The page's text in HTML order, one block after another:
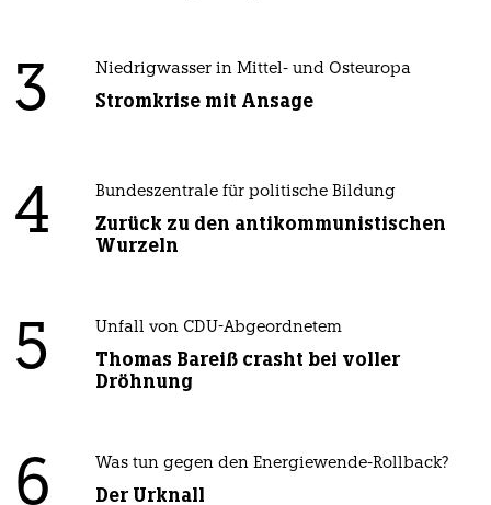
3 Niedrigwasser in Mittel- und Osteuropa
Stromkrise mit Ansage
4 Bundeszentrale für politische Bildung
Zurück zu den antikommunistischen
Wurzeln
5 Unfall von CDU-Abgeordnetem
Thomas Bareiß crasht bei voller
Dröhnung
6 Was tun gegen den Energiewende-Rollback?
Der Urknall